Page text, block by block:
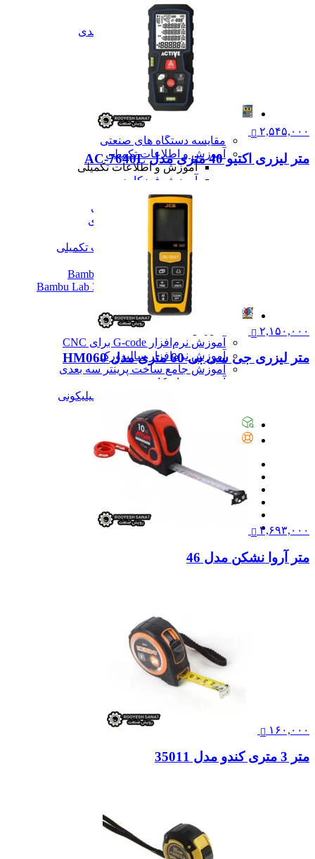
تعمیرات
تعمیرات دستگاه CNC
تعمیرات دستگاه اسکن سه بعدی
تعمیرات دستگاه پرینتر 3D
تعمیرات دستگاه برش لیزر
تعمیرات دستگاه تراشکاری
تعمیرات دستگاه فرزکاری
همه تعمیرات
مقایسه دستگاه های صنعتی
آموزش و اطلاعات تکمیلی
آموزش و اطلاعات تکمیلی
آموزش فرزکاری
آموزش تراشکاری
آموزش پرینتر سه بعدی
آموزش اسکنر سه بعدی
همه آموزش و اطلاعات تکمیلی
نمایندگی پرینتر ۳ بعدی Bambu Lab
Bambu Lab 3D Printer Official Distributor
همه مقالات
آموزش نرم‌افزار G-code برای CNC
آموزش نرم‌افزار سالیدورک
آموزش جامع ساخت پرینتر سه بعدی
آموزش تراشکاری
آموزش کامل ساخت قالب سیلیکونی
پیگیری سفارشات
۲,۵۴۵,۰۰۰
متر لیزری اکتیو 40 متری مدل AC-7640L
۲,۱۵۰,۰۰۰
متر لیزری جی سی بی 60 متری مدل HM060
۴,۶۹۳,۰۰۰
متر آروا نشکن مدل 46
۱۶۰,۰۰۰
متر 3 متری کندو مدل 35011